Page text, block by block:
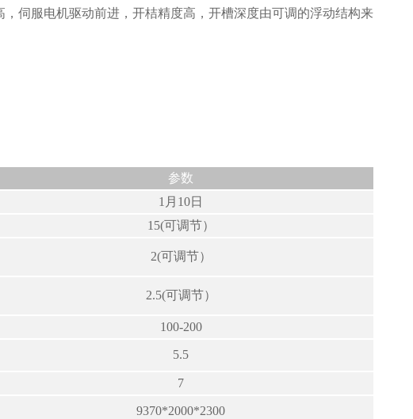
伺服电机驱动前进，开桔精度高，开槽深度由可调的浮动结构来
参数
1月10日
15(可调节）
2(可调节）
2.5(可调节）
100-200
5.5
7
9370*2000*2300